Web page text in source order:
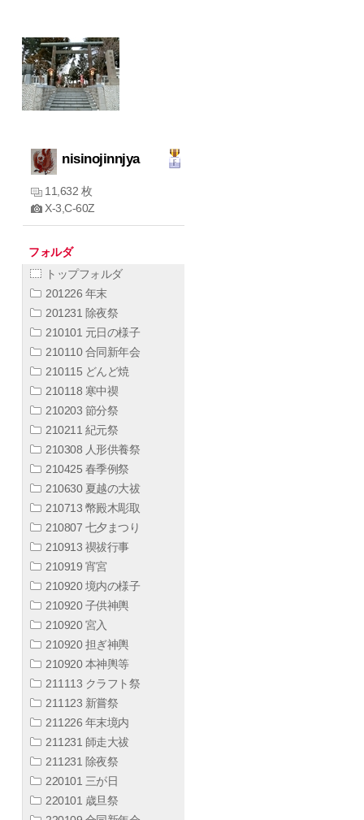
nisinojinnjya
11,632 枚
X-3,C-60Z
フォルダ
トップフォルダ
201226 年末
201231 除夜祭
210101 元日の様子
210110 合同新年会
210115 どんど焼
210118 寒中禊
210203 節分祭
210211 紀元祭
210308 人形供養祭
210425 春季例祭
210630 夏越の大祓
210713 幣殿木彫取
210807 七夕まつり
210913 禊祓行事
210919 宵宮
210920 境内の様子
210920 子供神輿
210920 宮入
210920 担ぎ神輿
210920 本神輿等
211113 クラフト祭
211123 新嘗祭
211226 年末境内
211231 師走大祓
211231 除夜祭
220101 三が日
220101 歳旦祭